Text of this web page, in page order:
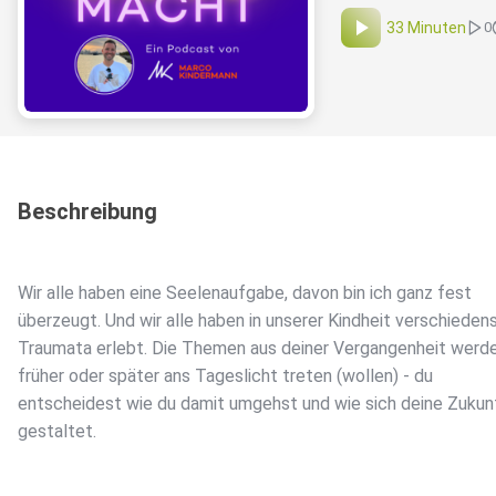
33 Minuten 0
Beschreibung
Wir alle haben eine Seelenaufgabe, davon bin ich ganz fest
überzeugt. Und wir alle haben in unserer Kindheit
Traumata erlebt. Die Themen aus deiner Vergangenheit
früher oder später ans Tageslicht treten (wollen) - du
entscheidest wie du damit umgehst und wie sich deine
gestaltet.